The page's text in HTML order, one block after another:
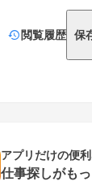
閲覧履歴 保
アプリだけの便
仕事探しがもっ